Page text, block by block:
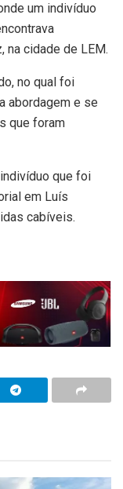
um indivíduo
na cidade de LEM.
no qual foi
abordagem e se
que foram
que foi
em Luís
cabíveis.